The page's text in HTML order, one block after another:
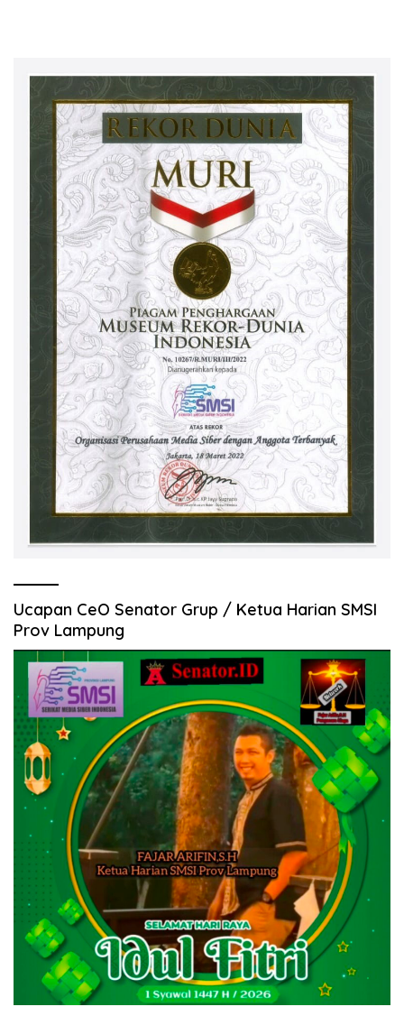
Ucapan CeO Senator Grup / Ketua Harian SMSI
Prov Lampung